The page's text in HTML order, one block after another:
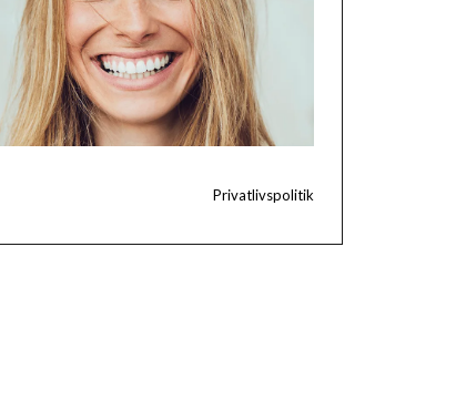
Privatlivspolitik